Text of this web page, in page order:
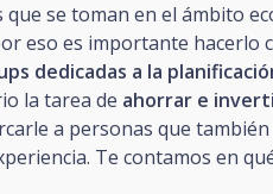
que se toman en el ámbito
eso es importante hacerlo
dedicadas a la
la tarea de ahorrar e
a personas que
Te contamos en